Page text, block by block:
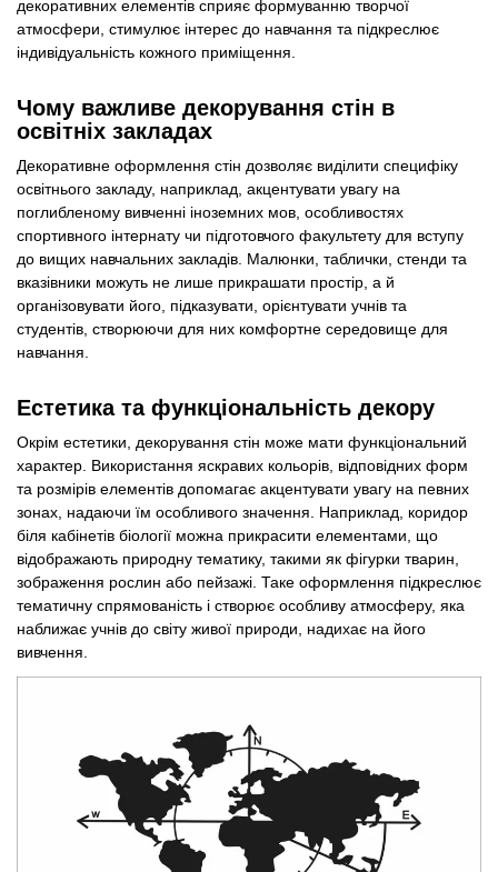
декоративних елементів сприяє формуванню творчої
атмосфери, стимулює інтерес до навчання та підкреслює
індивідуальність кожного приміщення.
Чому важливе декорування стін в
освітніх закладах
Декоративне оформлення стін дозволяє виділити специфіку
освітнього закладу, наприклад, акцентувати увагу на
поглибленому вивченні іноземних мов, особливостях
спортивного інтернату чи підготовчого факультету для вступу
до вищих навчальних закладів. Малюнки, таблички, стенди та
вказівники можуть не лише прикрашати простір, а й
організовувати його, підказувати, орієнтувати учнів та
студентів, створюючи для них комфортне середовище для
навчання.
Естетика та функціональність декору
Окрім естетики, декорування стін може мати функціональний
характер. Використання яскравих кольорів, відповідних форм
та розмірів елементів допомагає акцентувати увагу на певних
зонах, надаючи їм особливого значення. Наприклад, коридор
біля кабінетів біології можна прикрасити елементами, що
відображають природну тематику, такими як фігурки тварин,
зображення рослин або пейзажі. Таке оформлення підкреслює
тематичну спрямованість і створює особливу атмосферу, яка
наближає учнів до світу живої природи, надихає на його
вивчення.